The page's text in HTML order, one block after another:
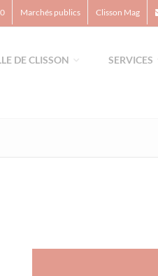
Marchés publics Clisson Mag
DE CLISSON SERVICES